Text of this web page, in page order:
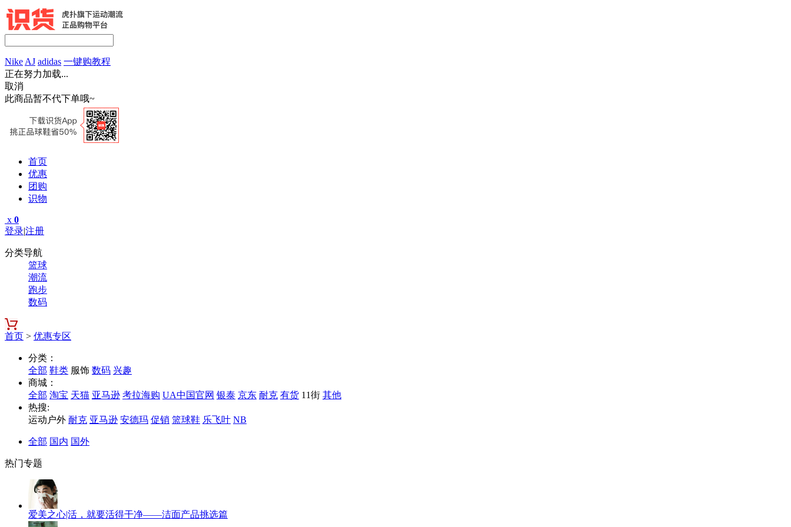
Nike AJ adidas 一键购教程
正在努力加载...
取消
此商品暂不代下单哦~
首页
优惠
团购
识物
x 0
登录|注册
分类导航
篮球
潮流
跑步
数码
首页 > 优惠专区
分类：
全部 鞋类 服饰 数码 兴趣
商城：
全部 淘宝 天猫 亚马逊 考拉海购 UA中国官网 银泰 京东 耐克 有货 11街 其他
热搜:
运动户外 耐克 亚马逊 安德玛 促销 篮球鞋 乐飞叶 NB
全部 国内 国外
热门专题
爱美之心|活，就要活得干净——洁面产品挑选篇